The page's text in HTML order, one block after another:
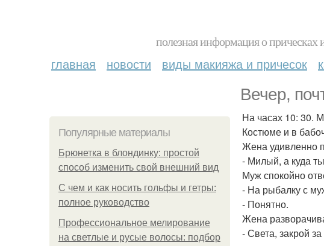
полезная информация о прическах
главная новости виды макияжа и причесок
Вечер,
Популярные материалы
Брюнетка в блондинку: простой
способ изменить свой внешний вид
С чем и как носить гольфы и гетры:
полное руководство
Профессиональное мелирование
на светлые и русые волосы: подбор
На часах 10: 30.
Костюме и в
Жена удивленно
- Милый, а куда
Муж спокойно
- На рыбалку с
- Понятно.
Жена
- Света, закрой